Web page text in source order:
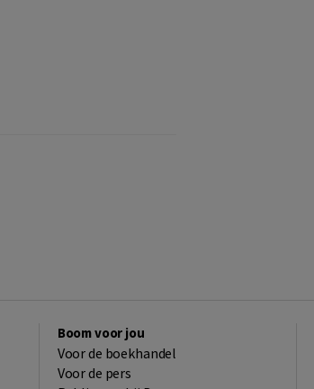
Boom voor jou
Voor de boekhandel
Voor de pers